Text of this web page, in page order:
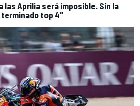
las Aprilia será imposible. Sin la
terminado top 4"